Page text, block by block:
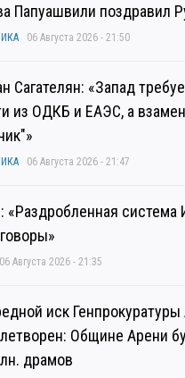
Папуашвили поздравил
06 Августа 2026 - 21:50
Сагателян: «Запад
из ОДКБ и ЕАЭС, а
06 Августа 2026 - 21:47
«Раздробленная система
Августа 2026 - 21:35
иск
Общине Арени
драмов